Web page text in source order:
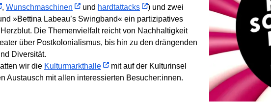
, Wunsch­maschinen und hardt­attacks
) und zwei
»Bettina Labeau’s Swingband« ein partizipa­tives
Die Themen­vielfalt reicht von Nach­haltig­keit
über Post­kolonialis­mus, bis hin zu den drän­gen­den
Diversität.
wir die Kultur­markt­halle
mit auf der Kultur­insel
Aus­tausch mit allen interessier­ten Besucher:innen.